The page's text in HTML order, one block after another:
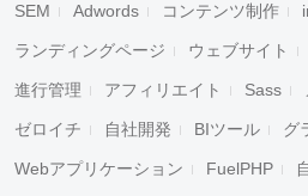
SEM Adwords コンテンツ制作
ランディングページ ウェブサイト
進行管理 アフィリエイト Sass
ゼロイチ 自社開発 BIツール グ
Webアプリケーション FuelPHP